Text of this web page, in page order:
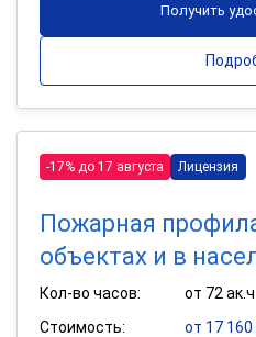
Получить
-17% до 17 августа Лицензия
Пожарная
объектах и в
Кол-во часов:
от 72 ак.ч
Стоимость:
от 17 160